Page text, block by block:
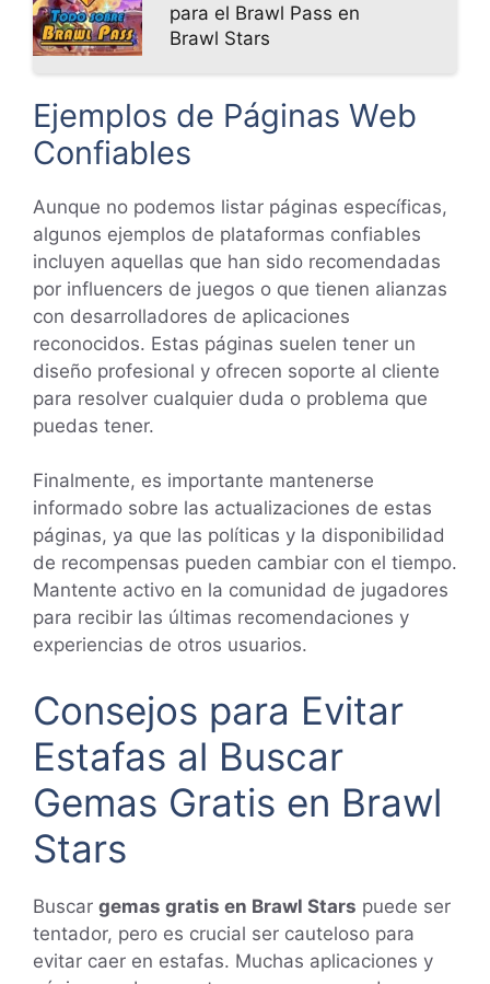
para el Brawl Pass en
Brawl Stars
Ejemplos de Páginas Web
Confiables
Aunque no podemos listar páginas específicas,
algunos ejemplos de plataformas confiables
incluyen aquellas que han sido recomendadas
por influencers de juegos o que tienen alianzas
con desarrolladores de aplicaciones
reconocidos. Estas páginas suelen tener un
diseño profesional y ofrecen soporte al cliente
para resolver cualquier duda o problema que
puedas tener.
Finalmente, es importante mantenerse
informado sobre las actualizaciones de estas
páginas, ya que las políticas y la disponibilidad
de recompensas pueden cambiar con el tiempo.
Mantente activo en la comunidad de jugadores
para recibir las últimas recomendaciones y
experiencias de otros usuarios.
Consejos para Evitar
Estafas al Buscar
Gemas Gratis en Brawl
Stars
Buscar gemas gratis en Brawl Stars puede ser
tentador, pero es crucial ser cauteloso para
evitar caer en estafas. Muchas aplicaciones y